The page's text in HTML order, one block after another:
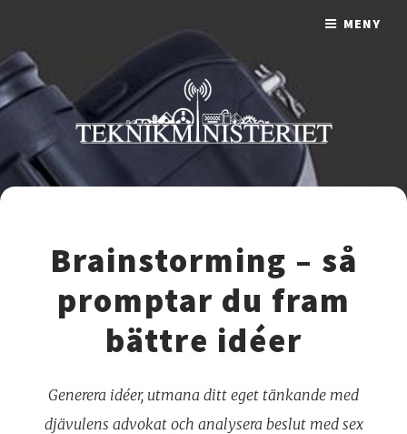
Brainstorming – så
promptar du fram
bättre idéer
Generera idéer, utmana ditt eget tänkande med
djävulens advokat och analysera beslut med sex
MENY